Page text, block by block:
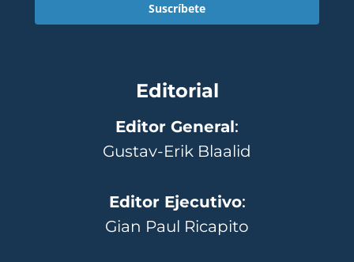
Suscríbete
Editorial
Editor General:
Gustav-Erik Blaalid
Editor Ejecutivo:
Gian Paul Ricapito